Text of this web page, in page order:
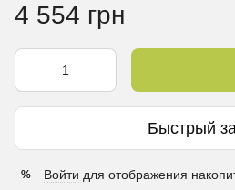
4 554 грн
Быстрый
% Войти для отображения